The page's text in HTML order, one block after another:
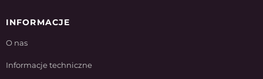
INFORMACJE
O nas
Informacje techniczne